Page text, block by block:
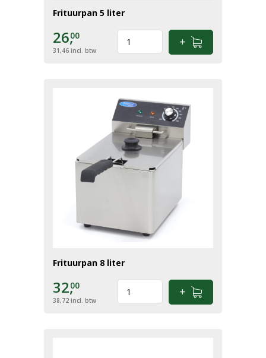
Frituurpan 5 liter
26,00
31,46 incl. btw
Frituurpan 8 liter
32,00
38,72 incl. btw